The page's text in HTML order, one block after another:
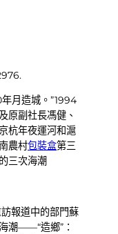
月造城。”1994
原副社長馮健、
杭年夜運河和滬
農村包裝盒第三
三次海潮
報道中的部門蘇
潮——“造鄉”：